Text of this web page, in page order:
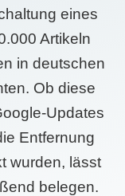
eines
Artikeln
in deutschen
Ob diese
Updates
Entfernung
wurden, lässt
belegen.